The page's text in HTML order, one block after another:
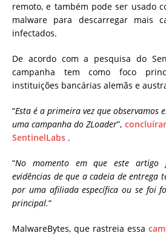
remoto, e também pode ser usado
malware para descarregar mais
infectados.
De acordo com a pesquisa do
campanha tem como foco
instituições bancárias alemãs e
“Esta é a primeira vez que observamos
uma campanha do ZLoader”,
SentinelLabs .
“No momento em que este artigo
evidências de que a cadeia de entrega
por uma afiliada específica ou se foi
principal.“
MalwareBytes, que rastreia essa